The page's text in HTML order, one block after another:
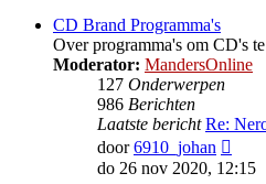
CD Brand Programma's
Over programma's om CD's
Moderator: MandersOnline
127 Onderwerpen
986 Berichten
Laatste bericht Re:
door6910_johan
laatste
do 26 nov 2020, 12:15